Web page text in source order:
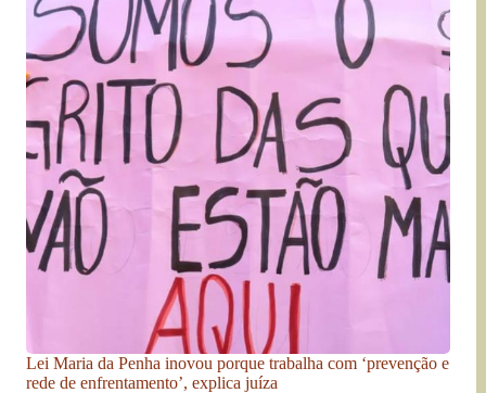
Lei Maria da Penha inovou porque trabalha com ‘prevenção e
rede de enfrentamento’, explica juíza